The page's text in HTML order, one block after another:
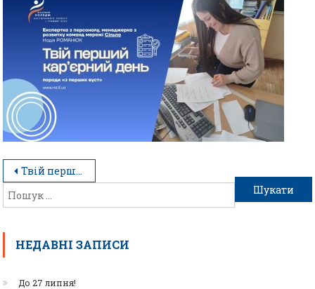
Твій перший кар’єрний день
НЕДАВНІ ЗАПИСИ
До 27 липня!